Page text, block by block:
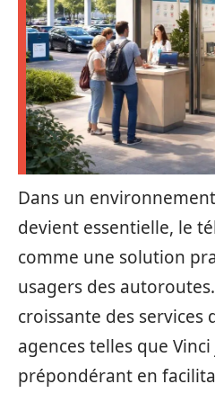
Dans un
devient essentielle, le
comme une solution
usagers des
croissante des services
agences telles que
prépondérant en